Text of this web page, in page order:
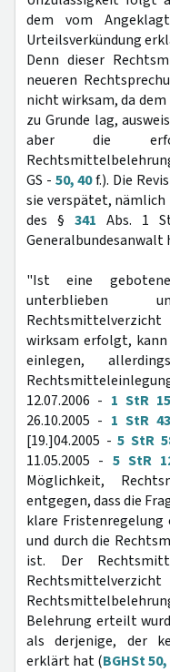
dem vom
Urteilsverkündung
Denn dieser
neueren
nicht wirksam, da
zu Grunde lag,
aber die
GS - 50, 40f.). Die
sie verspätet, nämlich
des § 341 Abs. 1
Generalbundesanwalt
"Ist eine
unterblieben
wirksam erfolgt,
einlegen,
12.07.2006 - 1 StR
26.10.2005 - 1 StR
[19.]04.2005 -5 StR
11.05.2005 - 5 StR
Möglichkeit,
entgegen, dass die
klare
und durch die
ist. Der
Belehrung erteilt
als derjenige, der
erklärt hat (BGHSt 50,